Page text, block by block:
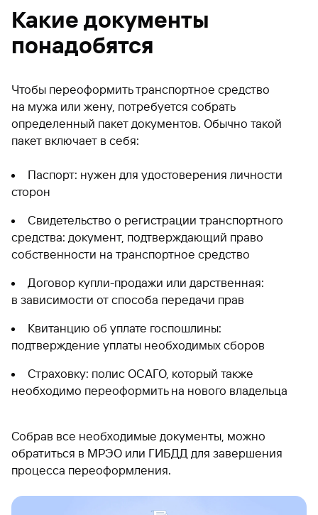
Какие документы
понадобятся
Чтобы переоформить транспортное средство
на мужа или жену, потребуется собрать
определенный пакет документов. Обычно такой
пакет включает в себя:
Паспорт: нужен для удостоверения личности
сторон
Свидетельство о регистрации транспортного
средства: документ, подтверждающий право
собственности на транспортное средство
Договор купли-продажи или дарственная:
в зависимости от способа передачи прав
Квитанцию об уплате госпошлины:
подтверждение уплаты необходимых сборов
Страховку: полис ОСАГО, который также
необходимо переоформить на нового владельца
Собрав все необходимые документы, можно
обратиться в МРЭО или ГИБДД для завершения
процесса переоформления.